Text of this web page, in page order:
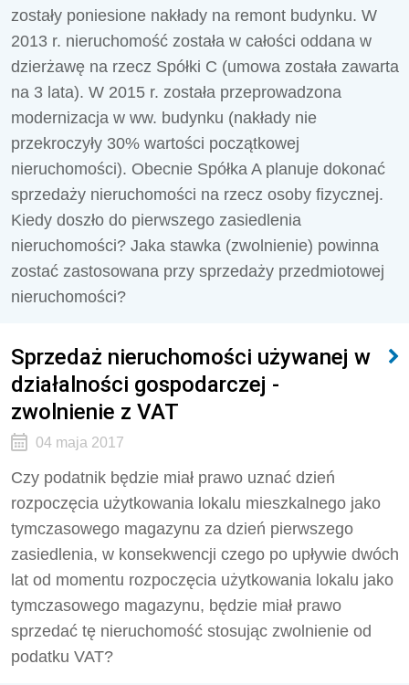
zostały poniesione nakłady na remont budynku. W
2013 r. nieruchomość została w całości oddana w
dzierżawę na rzecz Spółki C (umowa została zawarta
na 3 lata). W 2015 r. została przeprowadzona
modernizacja w ww. budynku (nakłady nie
przekroczyły 30% wartości początkowej
nieruchomości). Obecnie Spółka A planuje dokonać
sprzedaży nieruchomości na rzecz osoby fizycznej.
Kiedy doszło do pierwszego zasiedlenia
nieruchomości? Jaka stawka (zwolnienie) powinna
zostać zastosowana przy sprzedaży przedmiotowej
nieruchomości?
Sprzedaż nieruchomości używanej w
działalności gospodarczej -
zwolnienie z VAT
04 maja 2017
Czy podatnik będzie miał prawo uznać dzień
rozpoczęcia użytkowania lokalu mieszkalnego jako
tymczasowego magazynu za dzień pierwszego
zasiedlenia, w konsekwencji czego po upływie dwóch
lat od momentu rozpoczęcia użytkowania lokalu jako
tymczasowego magazynu, będzie miał prawo
sprzedać tę nieruchomość stosując zwolnienie od
podatku VAT?